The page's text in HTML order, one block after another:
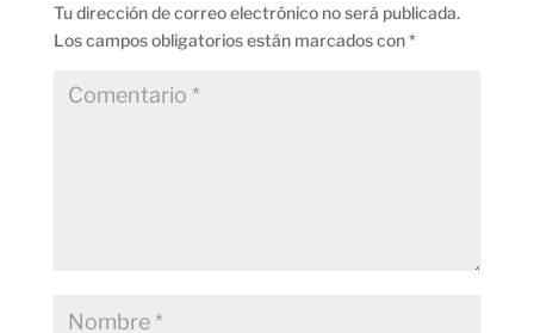
Tu dirección de correo electrónico no será publicada.
Los campos obligatorios están marcados con*